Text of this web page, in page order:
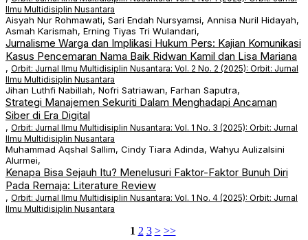
Ilmu Multidisiplin Nusantara
Aisyah Nur Rohmawati, Sari Endah Nursyamsi, Annisa Nuril Hidayah,
Asmah Karismah, Erning Tiyas Tri Wulandari,
Jurnalisme Warga dan Implikasi Hukum Pers: Kajian Komunikasi
Kasus Pencemaran Nama Baik Ridwan Kamil dan Lisa Mariana
, Orbit: Jurnal Ilmu Multidisiplin Nusantara: Vol. 2 No. 2 (2025): Orbit: Jurnal
Ilmu Multidisiplin Nusantara
Jihan Luthfi Nabillah, Nofri Satriawan, Farhan Saputra,
Strategi Manajemen Sekuriti Dalam Menghadapi Ancaman
Siber di Era Digital
, Orbit: Jurnal Ilmu Multidisiplin Nusantara: Vol. 1 No. 3 (2025): Orbit: Jurnal
Ilmu Multidisiplin Nusantara
Muhammad Aqshal Sallim, Cindy Tiara Adinda, Wahyu Aulizalsini
Alurmei,
Kenapa Bisa Sejauh Itu? Menelusuri Faktor-Faktor Bunuh Diri
Pada Remaja: Literature Review
, Orbit: Jurnal Ilmu Multidisiplin Nusantara: Vol. 1 No. 4 (2025): Orbit: Jurnal
Ilmu Multidisiplin Nusantara
1 2 3 > >>